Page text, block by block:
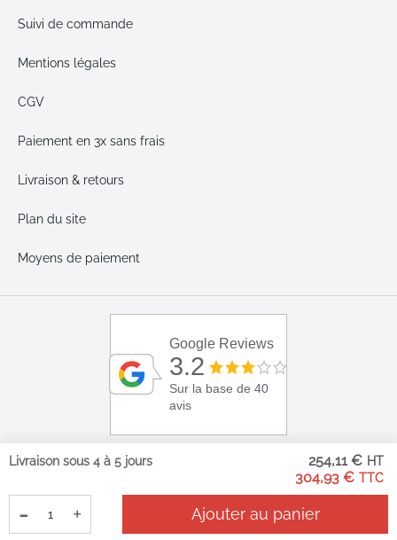
304,93 €
254,11 €
Livraison sous 4 à 5 jours
- + Ajouter au panier
Suivi de commande
Mentions légales
CGV
Paiement en 3x sans frais
Livraison & retours
Plan du site
Moyens de paiement
Google Reviews
3.2
Sur la base de 40
avis